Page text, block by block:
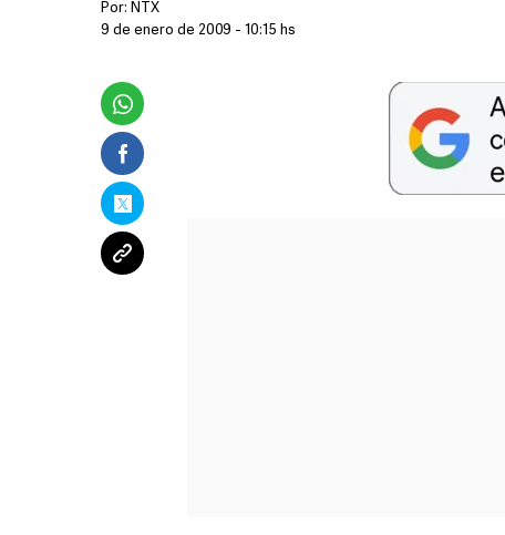
Por: NTX
9 de enero de 2009 - 10:15 hs